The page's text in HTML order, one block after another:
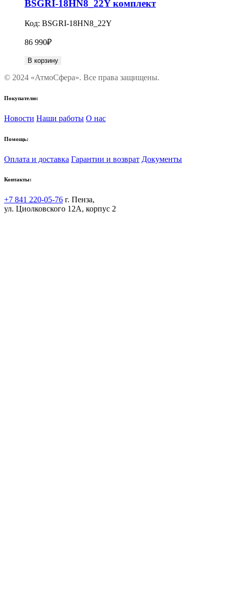
BSGRI-18HN8_22Y комплект
Код: BSGRI-18HN8_22Y
86 990₽
В корзину
© 2024 «АтмоСфера». Все права защищены.
Покупателю:
Новости Наши работы О нас
Помощь:
Оплата и доставка Гарантии и возврат Документы
Контакты:
+7 841 220-05-76 г. Пенза,
ул. Циолковского 12А, корпус 2